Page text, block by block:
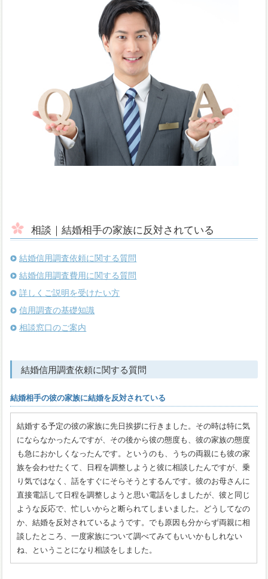
相談｜結婚相手の家族に反対されている
結婚信用調査依頼に関する質問
結婚信用調査費用に関する質問
詳しくご説明を受けたい方
信用調査の基礎知識
相談窓口のご案内
結婚信用調査依頼に関する質問
結婚相手の彼の家族に結婚を反対されている
結婚する予定の彼の家族に先日挨拶に行きました。その時は特に気
にならなかったんですが、その後から彼の態度も、彼の家族の態度
も急におかしくなったんです。というのも、うちの両親にも彼の家
族を会わせたくて、日程を調整しようと彼に相談したんですが、乗
り気ではなく、話をすぐにそらそうとするんです。彼のお母さんに
直接電話して日程を調整しようと思い電話をしましたが、彼と同じ
ような反応で、忙しいからと断られてしまいました。どうしてなの
か、結婚を反対されているようです。でも原因も分からず両親に相
談したところ、一度家族について調べてみてもいいかもしれない
ね、ということになり相談をしました。